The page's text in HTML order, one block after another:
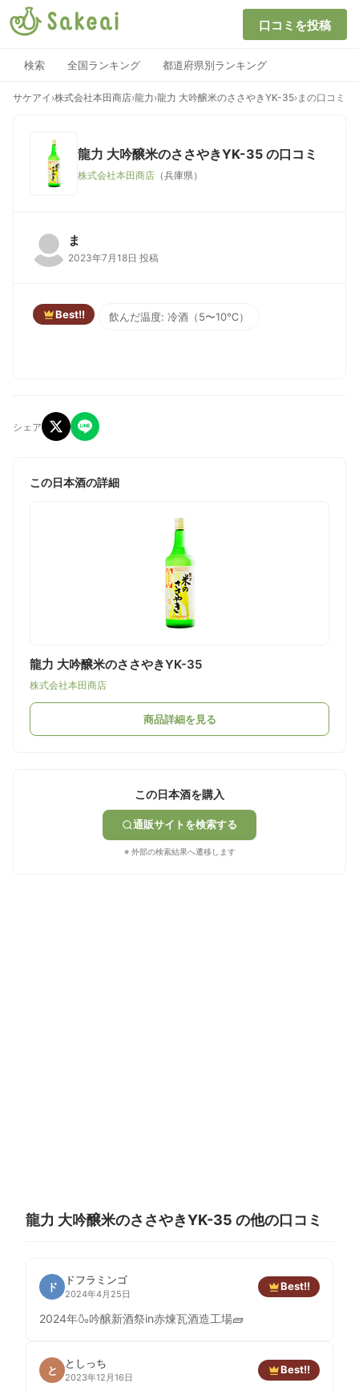
口コミを投稿
検索 全国ランキング 都道府県別ランキング
サケアイ ›株式会社本田商店›龍力›龍力 大吟醸米のささやきYK-35›まの口コミ
龍力 大吟醸米のささやきYK-35 の口コミ
株式会社本田商店 （兵庫県）
ま
2023年7月18日 投稿
Best!! 飲んだ温度: 冷酒（5〜10℃）
シェア
この日本酒の詳細
龍力 大吟醸米のささやきYK-35
株式会社本田商店
商品詳細を見る
この日本酒を購入
通販サイトを検索する
※ 外部の検索結果へ遷移します
龍力 大吟醸米のささやきYK-35 の他の口コミ
ド
ドフラミンゴ
2024年4月25日
Best!!
2024年🍶吟醸新酒祭in赤煉瓦酒造工場🧱
と
としっち
2023年12月16日
Best!!